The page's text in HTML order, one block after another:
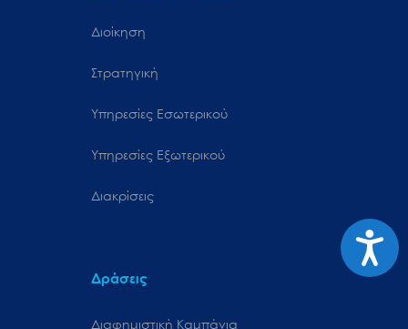
Διοίκηση
Στρατηγική
Υπηρεσίες Εσωτερικού
Υπηρεσίες Εξωτερικού
Διακρίσεις
Δράσεις
Διαφημιστική Καμπάνια